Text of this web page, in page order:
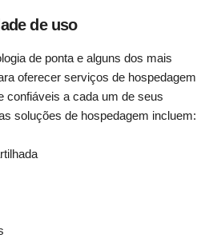
de uso
de ponta e alguns dos mais
oferecer serviços de hospedagem
confiáveis a cada um de seus
soluções de hospedagem incluem: